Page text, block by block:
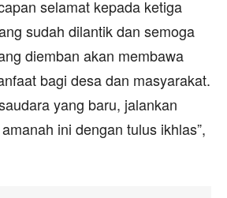
selamat kepada ketiga
sudah dilantik dan semoga
diemban akan membawa
bagi desa dan masyarakat.
yang baru, jalankan
ini dengan tulus ikhlas”,